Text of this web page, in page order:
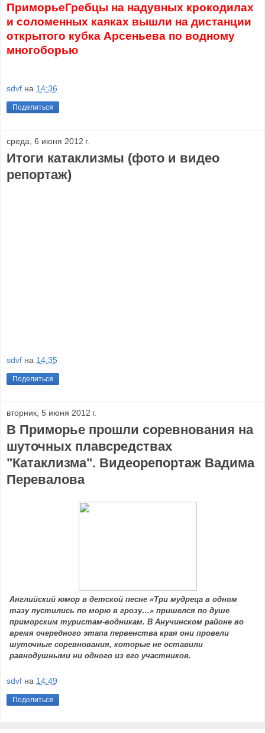
ПриморьеГребцы на надувных крокодилах
и соломенных каяках вышли на дистанции
открытого кубка Арсеньева по водному
многоборью
sdvf на 14:36
Поделиться
среда, 6 июня 2012 г.
Итоги катаклизмы (фото и видео
репортаж)
sdvf на 14:35
Поделиться
вторник, 5 июня 2012 г.
В Приморье прошли соревнования на
шуточных плавсредствах
"Катаклизма". Видеорепортаж Вадима
Перевалова
Английский юмор в детской песне «Три мудреца в одном
тазу пустились по морю в грозу…» пришелся по душе
приморским туристам-водникам. В Анучинском районе во
время очередного этапа первенства края они провели
шуточные соревнования, которые не оставили
равнодушными ни одного из его участников.
sdvf на 14:49
Поделиться